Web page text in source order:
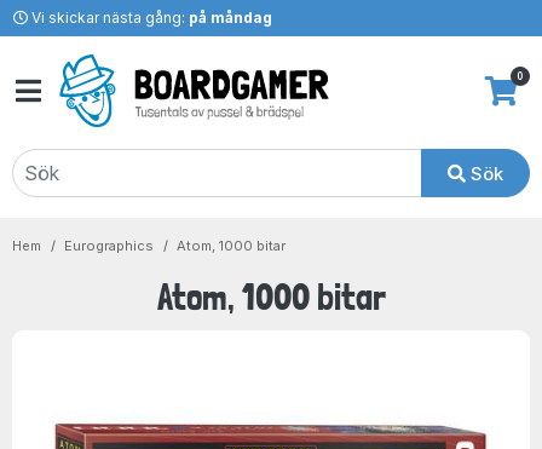
Vi skickar nästa gång: på måndag
Sök
0
Hem Eurographics Atom, 1000 bitar
Atom, 1000 bitar